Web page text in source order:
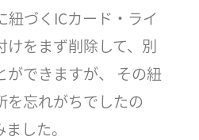
づくICカード・ライ
けをまず削除して、別
ができますが、 その紐
を忘れがちでしたの
した。